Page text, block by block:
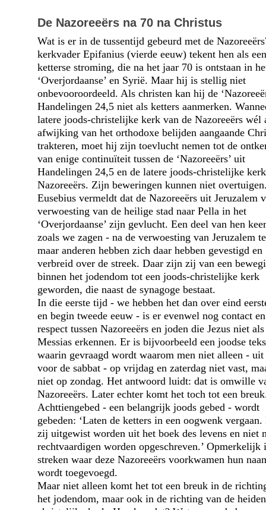
De Nazoreeërs na 70 na Christus
Wat is er in de tussentijd gebeurd met de
kerkvader Epifanius (vierde eeuw) tekent hen als een
ketterse stroming, die na het jaar 70 is ontstaan in
‘Overjordaanse’ en Syrië. Maar hij is stellig niet
onbevooroordeeld. Als christen kan hij de
Handelingen 24,5 niet als ketters aanmerken.
latere joods-christelijke kerk van de Nazoreeërs wél
afwijking van het orthodoxe belijden aangaande
trakteren, moet hij zijn toevlucht nemen tot de
van enige continuïteit tussen de ‘Nazoreeërs’ uit
Handelingen 24,5 en de latere joods-christelijke
Nazoreeërs. Zijn beweringen kunnen niet
Eusebius vermeldt dat de Nazoreeërs uit Jeruzalem
verwoesting van de heilige stad naar Pella in het
‘Overjordaanse’ zijn gevlucht. Een deel van hen
zoals we zagen - na de verwoesting van Jeruzalem
maar anderen hebben zich daar hebben gevestigd en
verbreid over de streek. Daar zijn zij van een
binnen het jodendom tot een joods-christelijke kerk
geworden, die naast de synagoge bestaat.
In die eerste tijd - we hebben het dan over eind
en begin tweede eeuw - is er evenwel nog contact
respect tussen Nazoreeërs en joden die Jezus niet als
Messias erkennen. Er is bijvoorbeeld een joodse
waarin gevraagd wordt waarom men niet alleen - uit
voor de sabbat - op vrijdag en zaterdag niet vast,
niet op zondag. Het antwoord luidt: dat is omwille
Nazoreeërs. Later echter komt het toch tot een
Achttiengebed - een belangrijk joods gebed - wordt
gebeden: ‘Laten de ketters in een oogwenk vergaan.
zij uitgewist worden uit het boek des levens en niet
rechtvaardigen worden opgeschreven.’ Opmerkelijk
streken waar deze Nazoreeërs voorkwamen hun
wordt toegevoegd.
Maar niet alleen komt het tot een breuk in de
het jodendom, maar ook in de richting van de